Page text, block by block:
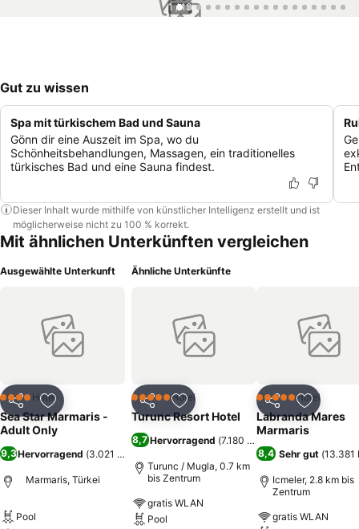
1 / 18
Gut zu wissen
Spa mit türkischem Bad und Sauna
Gönn dir eine Auszeit im Spa, wo du
Schönheitsbehandlungen, Massagen, ein traditionelles
türkisches Bad und eine Sauna findest.
Dieser Inhalt wurde mithilfe von künstlicher Intelligenz erstellt und ist
möglicherweise nicht zu 100 % korrekt.
Mit ähnlichen Unterkünften vergleichen
Ausgewählte Unterkunft
Teilen Zu Favoriten hinzufügen
4 SterneHotel
Sea Star Marmaris -
Adult Only
9,3Hervorragend (3.021 Bewertungen
Marmaris, Türkei
Pool
Ähnliche Unterkünfte
Teilen Zu Favoriten hinzufügen
5 Sterne Hotel
Turunc Resort Hotel
8,7 Hervorragend (7.180 Bewertungen
Turunc / Mugla, 0.7 km
bis Zentrum
gratis WLAN
Pool
Teilen Zu
5 Sterne Hotel
Labranda Mares
Marmaris
8,4 Sehr gut (13.381
Icmeler, 2.8 km bis
Zentrum
gratis WLAN